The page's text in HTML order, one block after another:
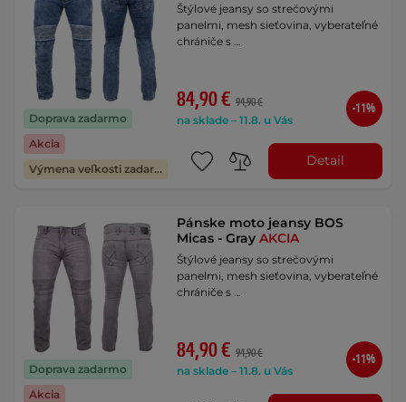
Doprava zadarmo
Akcia
Výmena veľkosti zadarmo
Štýlové jeansy so strečovými
panelmi, mesh sieťovina, vyberateľné
chrániče s …
84,90 € 94,90 €
na sklade – 11.8. u Vás
-11%
Detail
Doprava zadarmo
Akcia
Pánske moto jeansy BOS
Micas - GrayAKCIA
Štýlové jeansy so strečovými
panelmi, mesh sieťovina, vyberateľné
chrániče s …
84,90 € 94,90 €
na sklade – 11.8. u Vás
-11%